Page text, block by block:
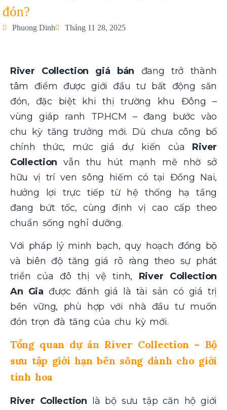
đón?
Phuong Dinh Tháng 11 28, 2025
River Collection giá bán đang trở thành
tâm điểm được giới đầu tư bất động săn
đón, đặc biệt khi thị trường khu Đông –
vùng giáp ranh TP.HCM – đang bước vào
chu kỳ tăng trưởng mới. Dù chưa công bố
chính thức, mức giá dự kiến của River
Collection vẫn thu hút mạnh mẽ nhờ sở
hữu vị trí ven sông hiếm có tại Đồng Nai,
hưởng lợi trực tiếp từ hệ thống hạ tầng
đang bứt tốc, cùng định vị cao cấp theo
chuẩn sống nghỉ dưỡng.
Với pháp lý minh bạch, quy hoạch đồng bộ
và biên độ tăng giá rõ ràng theo sự phát
triển của đô thị vệ tinh, River Collection
An Gia được đánh giá là tài sản có giá trị
bền vững, phù hợp với nhà đầu tư muốn
đón trọn đà tăng của chu kỳ mới.
Tổng quan dự án River Collection – Bộ
sưu tập giới hạn bên sông dành cho giới
tinh hoa
River Collection là bộ sưu tập căn hộ giới